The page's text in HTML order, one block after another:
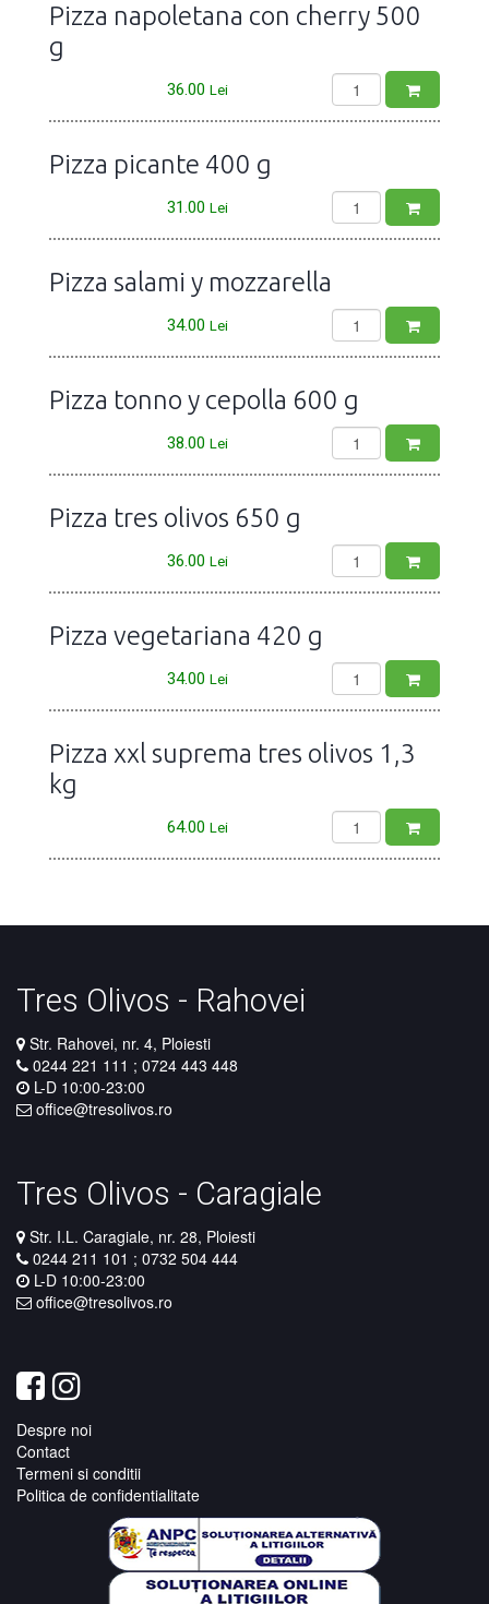
Pizza napoletana con cherry 500
g
36.00 Lei
Pizza picante 400 g
31.00 Lei
Pizza salami y mozzarella
34.00 Lei
Pizza tonno y cepolla 600 g
38.00 Lei
Pizza tres olivos 650 g
36.00 Lei
Pizza vegetariana 420 g
34.00 Lei
Pizza xxl suprema tres olivos 1,3
kg
64.00 Lei
Tres Olivos - Rahovei
Str. Rahovei, nr. 4, Ploiesti
0244 221 111 ; 0724 443 448
L-D 10:00-23:00​​​​​​​
office@tresolivos.ro
Tres Olivos - Caragiale
Str. I.L. Caragiale, nr. 28, Ploiesti
0244 211 101 ; 0732 504 444
L-D 10:00-23:00​​​​​​​
office@tresolivos.ro
Despre noi
Contact
Termeni si conditii
Politica de confidentialitate